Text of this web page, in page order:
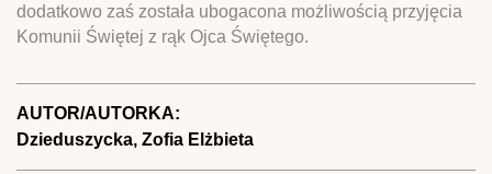
dodatkowo zaś została ubogacona możliwością przyjęcia
Komunii Świętej z rąk Ojca Świętego.
AUTOR/AUTORKA:
Dzieduszycka, Zofia Elżbieta